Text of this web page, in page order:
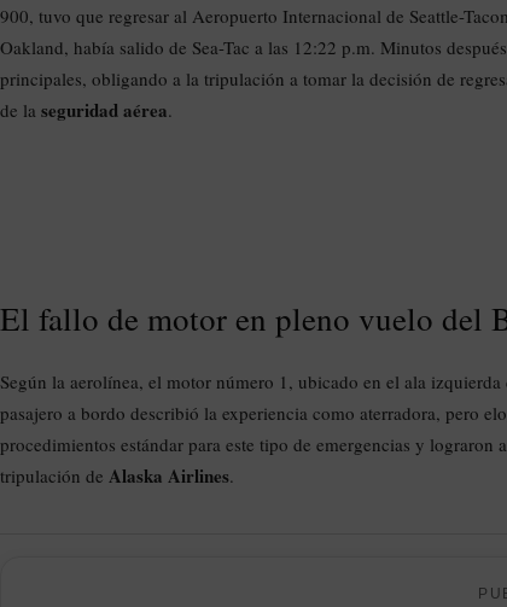
900, tuvo que regresar al Aeropuerto Internacional de Seattle-
Oakland, había salido de Sea-Tac a las 12:22 p.m. Minutos
principales, obligando a la tripulación a tomar la decisión de
de la seguridad aérea.
El fallo de motor en pleno vuelo del
Según la aerolínea, el motor número 1, ubicado en el ala
pasajero a bordo describió la experiencia como aterradora, pero
procedimientos estándar para este tipo de emergencias y
tripulación de Alaska Airlines.